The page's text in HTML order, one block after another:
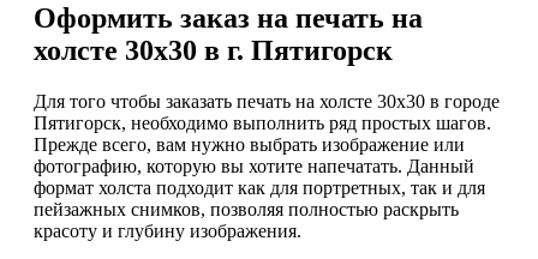
Оформить заказ на печать на
холсте 30х30 в г. Пятигорск
Для того чтобы заказать печать на холсте 30х30 в городе
Пятигорск, необходимо выполнить ряд простых шагов.
Прежде всего, вам нужно выбрать изображение или
фотографию, которую вы хотите напечатать. Данный
формат холста подходит как для портретных, так и для
пейзажных снимков, позволяя полностью раскрыть
красоту и глубину изображения.